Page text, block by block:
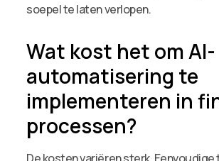
soepel te laten verlopen.
Wat kost het om AI-
automatisering te
implementeren in
processen?
De kosten variëren sterk.